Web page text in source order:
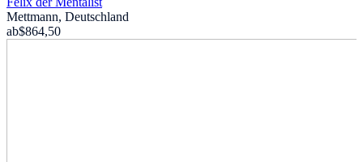
Mettmann, Deutschland
ab$864,50